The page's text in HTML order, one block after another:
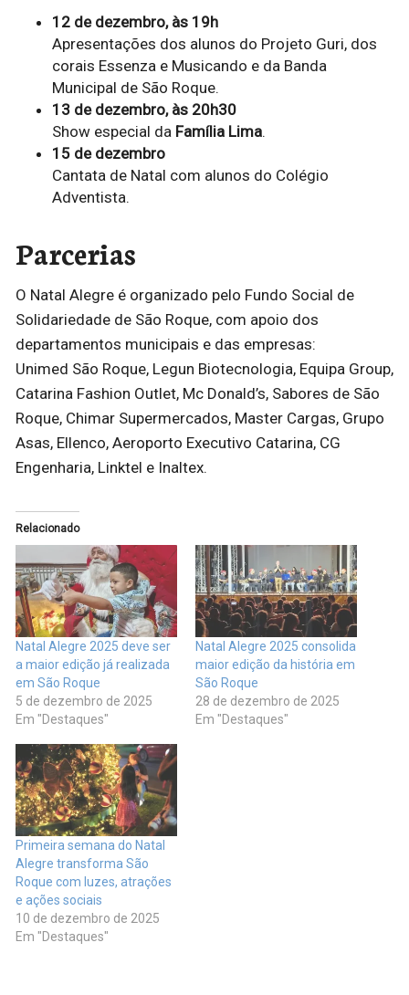
12 de dezembro, às 19h
Apresentações dos alunos do Projeto Guri, dos
corais Essenza e Musicando e da Banda
Municipal de São Roque.
13 de dezembro, às 20h30
Show especial da Família Lima.
15 de dezembro
Cantata de Natal com alunos do Colégio
Adventista.
Parcerias
O Natal Alegre é organizado pelo Fundo Social de
Solidariedade de São Roque, com apoio dos
departamentos municipais e das empresas:
Unimed São Roque, Legun Biotecnologia, Equipa Group,
Catarina Fashion Outlet, Mc Donald’s, Sabores de São
Roque, Chimar Supermercados, Master Cargas, Grupo
Asas, Ellenco, Aeroporto Executivo Catarina, CG
Engenharia, Linktel e Inaltex.
Relacionado
Natal Alegre 2025 deve ser
a maior edição já realizada
em São Roque
5 de dezembro de 2025
Em "Destaques"
Natal Alegre 2025 consolida
maior edição da história em
São Roque
28 de dezembro de 2025
Em "Destaques"
Primeira semana do Natal
Alegre transforma São
Roque com luzes, atrações
e ações sociais
10 de dezembro de 2025
Em "Destaques"